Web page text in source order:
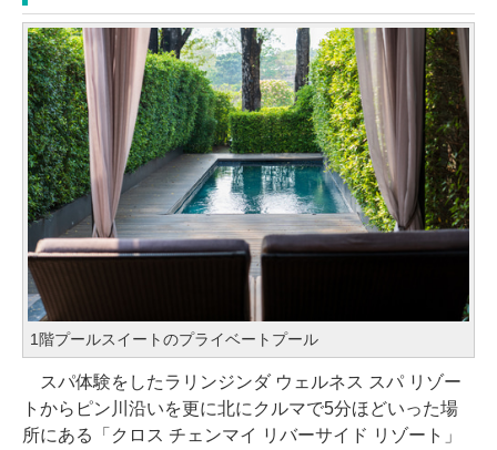
1階プールスイートのプライベートプール
スパ体験をしたラリンジンダ ウェルネス スパ リゾー
トからピン川沿いを更に北にクルマで5分ほどいった場
所にある「クロス チェンマイ リバーサイド リゾート」